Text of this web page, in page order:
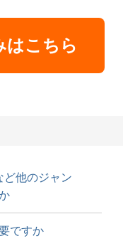
はこちら
ど他のジャン
ですか